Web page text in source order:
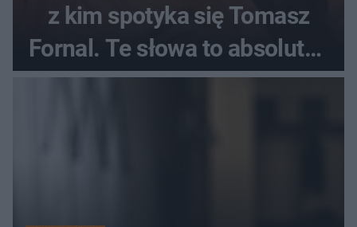
z kim spotyka się Tomasz
Fornal. Te słowa to absolutny
hit